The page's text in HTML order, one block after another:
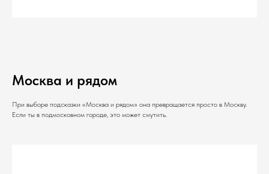
Москва и рядом
При выборе подсказки «Москва и рядом» она превращается просто в Москву.
Если ты в подмосковном городе, это может смутить.